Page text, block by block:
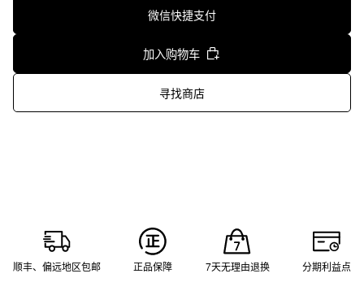
微信快捷支付
加入购物车
寻找商店
顺丰、偏远地区包邮 正品保障 7天无理由退换 分期利益点